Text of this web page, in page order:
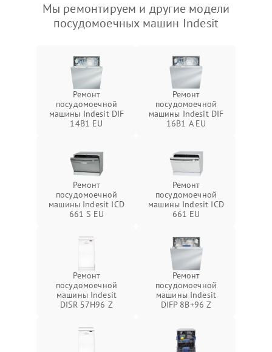
Мы ремонтируем и другие модели
посудомоечных машин Indesit
Ремонт
посудомоечной
машины Indesit DIF
14B1 EU
Ремонт
посудомоечной
машины Indesit DIF
16B1 A EU
Ремонт
посудомоечной
машины Indesit ICD
661 S EU
Ремонт
посудомоечной
машины Indesit ICD
661 EU
Ремонт
посудомоечной
машины Indesit
DISR 57H96 Z
Ремонт
посудомоечной
машины Indesit
DIFP 8B+96 Z